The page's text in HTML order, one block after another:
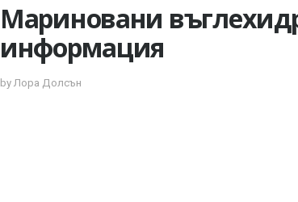
Мариновани
информация
by Лора Долсън